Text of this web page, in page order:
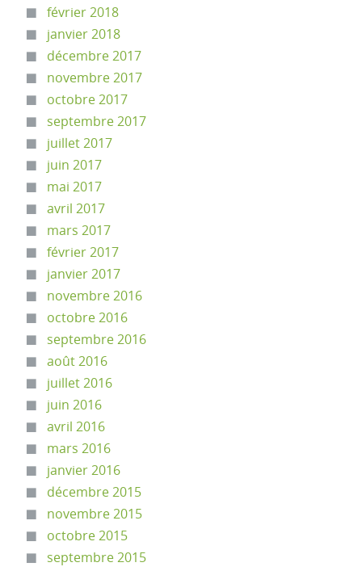
février 2018
janvier 2018
décembre 2017
novembre 2017
octobre 2017
septembre 2017
juillet 2017
juin 2017
mai 2017
avril 2017
mars 2017
février 2017
janvier 2017
novembre 2016
octobre 2016
septembre 2016
août 2016
juillet 2016
juin 2016
avril 2016
mars 2016
janvier 2016
décembre 2015
novembre 2015
octobre 2015
septembre 2015